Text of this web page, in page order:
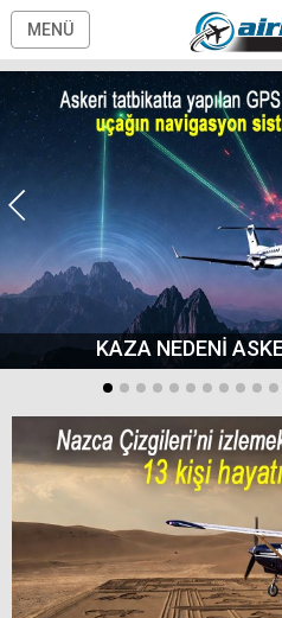
MENÜ
KAZA NEDENİ